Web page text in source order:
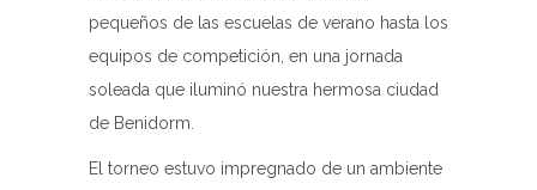
pequeños de las escuelas de verano hasta los
equipos de competición, en una jornada
soleada que iluminó nuestra hermosa ciudad
de Benidorm.
El torneo estuvo impregnado de un ambiente